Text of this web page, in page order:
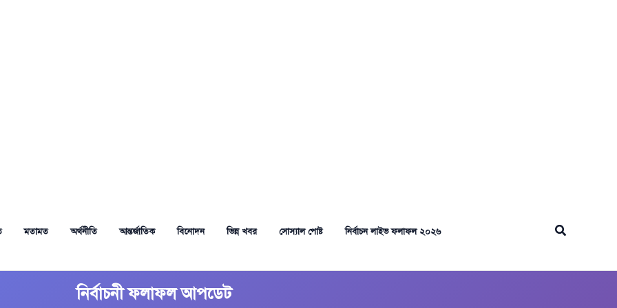
মতামত অর্থনীতি আন্তর্জাতিক বিনোদন ভিন্ন খবর সোস্যাল পোষ্ট নির্বাচন লাইভ ফলাফল ২০২৬ Search
নির্বাচনী ফলাফল আপডেট